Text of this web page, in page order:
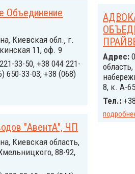
Объединение
Киевская обл., г.
11, оф. 9
33-50, +38 044 221-
650-33-03, +38 (068)
Адрес:
8, к. А-65
Тел.:
"АвентА", ЧП
Киевская область,
88-92,